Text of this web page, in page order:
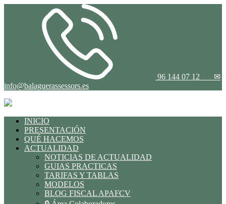
96 144 07 12 ✉
info@balaguerassessors.es
INICIO
PRESENTACIÓN
QUÉ HACEMOS
ACTUALIDAD
NOTICIAS DE ACTUALIDAD
GUIAS PRACTICAS
TARIFAS Y TABLAS
MODELOS
BLOG FISCAL APAFCV